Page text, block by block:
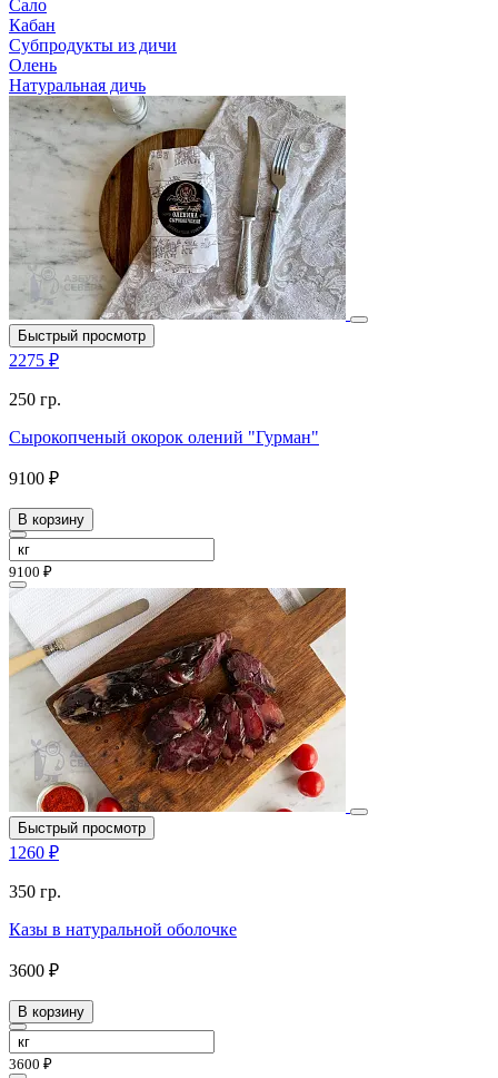
Сало
Кабан
Субпродукты из дичи
Олень
Натуральная дичь
Быстрый просмотр
2275 ₽
250 гр.
Сырокопченый окорок олений "Гурман"
9100 ₽
В корзину
9100 ₽
Быстрый просмотр
1260 ₽
350 гр.
Казы в натуральной оболочке
3600 ₽
В корзину
3600 ₽